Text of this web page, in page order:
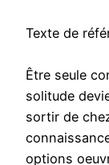
Texte de
Être seule
solitude
sortir de
options